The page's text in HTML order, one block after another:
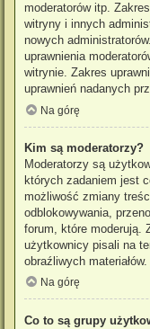
moderatorów itp.
witryny i innych
nowych
uprawnienia
witrynie. Zakres
uprawnień nadanych
Na górę
Kim są moderatorzy?
Moderatorzy są
których zadaniem jest
możliwość zmiany
odblokowywania,
forum, które moderują.
użytkownicy pisali na
obraźliwych materiałów.
Na górę
Co to są grupy